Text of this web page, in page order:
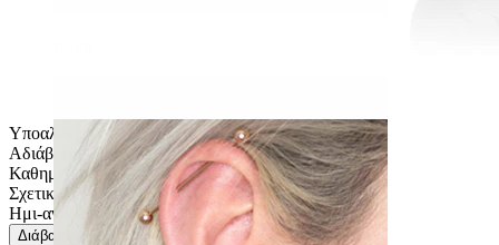
Υποαλλεργικά
Αδιάβροχο
Καθημερινή χρήση
Σχετικά Εύκολο
Ημι-ανθεκτικό
Διάβασε περισσότερα